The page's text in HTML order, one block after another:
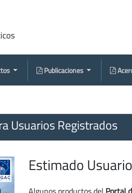
Publicaciones
Usuarios Registrados
Estimado Usuario